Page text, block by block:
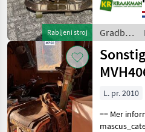
Rabljeni stroj
Gradbeni
Gradbeni
stroji /
Bomag
L. pr. 2010
== Mer